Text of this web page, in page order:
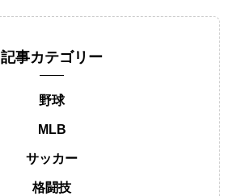
記事カテゴリー
野球
MLB
サッカー
格闘技